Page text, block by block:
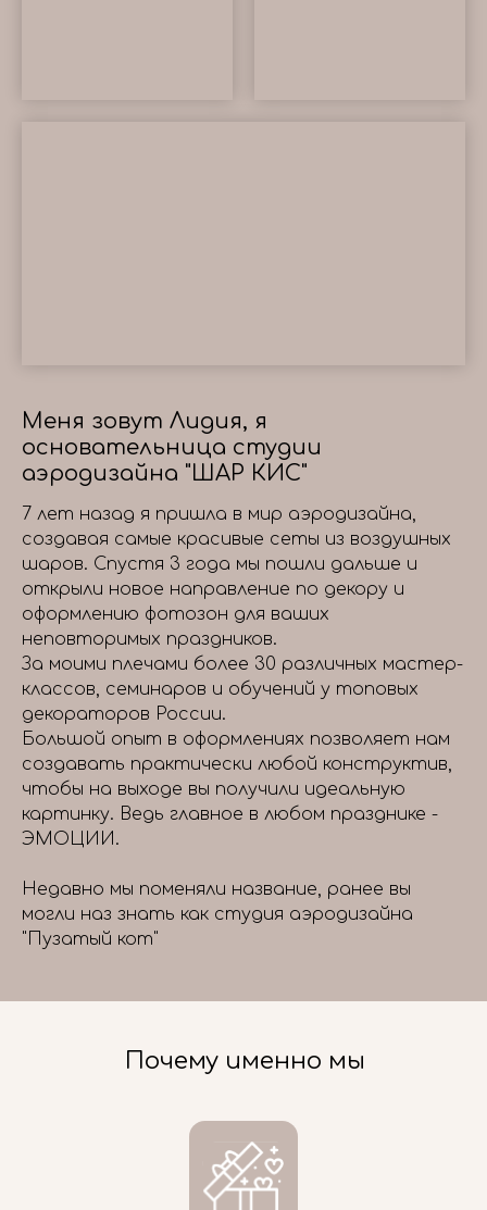
Меня зовут Лидия, я
основательница студии
аэродизайна "ШАР КИС"
7 лет назад я пришла в мир аэродизайна,
создавая самые красивые сеты из воздушных
шаров. Спустя 3 года мы пошли дальше и
открыли новое направление по декору и
оформлению фотозон для ваших
неповторимых праздников.
За моими плечами более 30 различных мастер-
классов, семинаров и обучений у топовых
декораторов России.
Большой опыт в оформлениях позволяет нам
создавать практически любой конструктив,
чтобы на выходе вы получили идеальную
картинку. Ведь главное в любом празднике -
ЭМОЦИИ.
Недавно мы поменяли название, ранее вы
могли наз знать как студия аэродизайна
"Пузатый кот"
Почему именно мы